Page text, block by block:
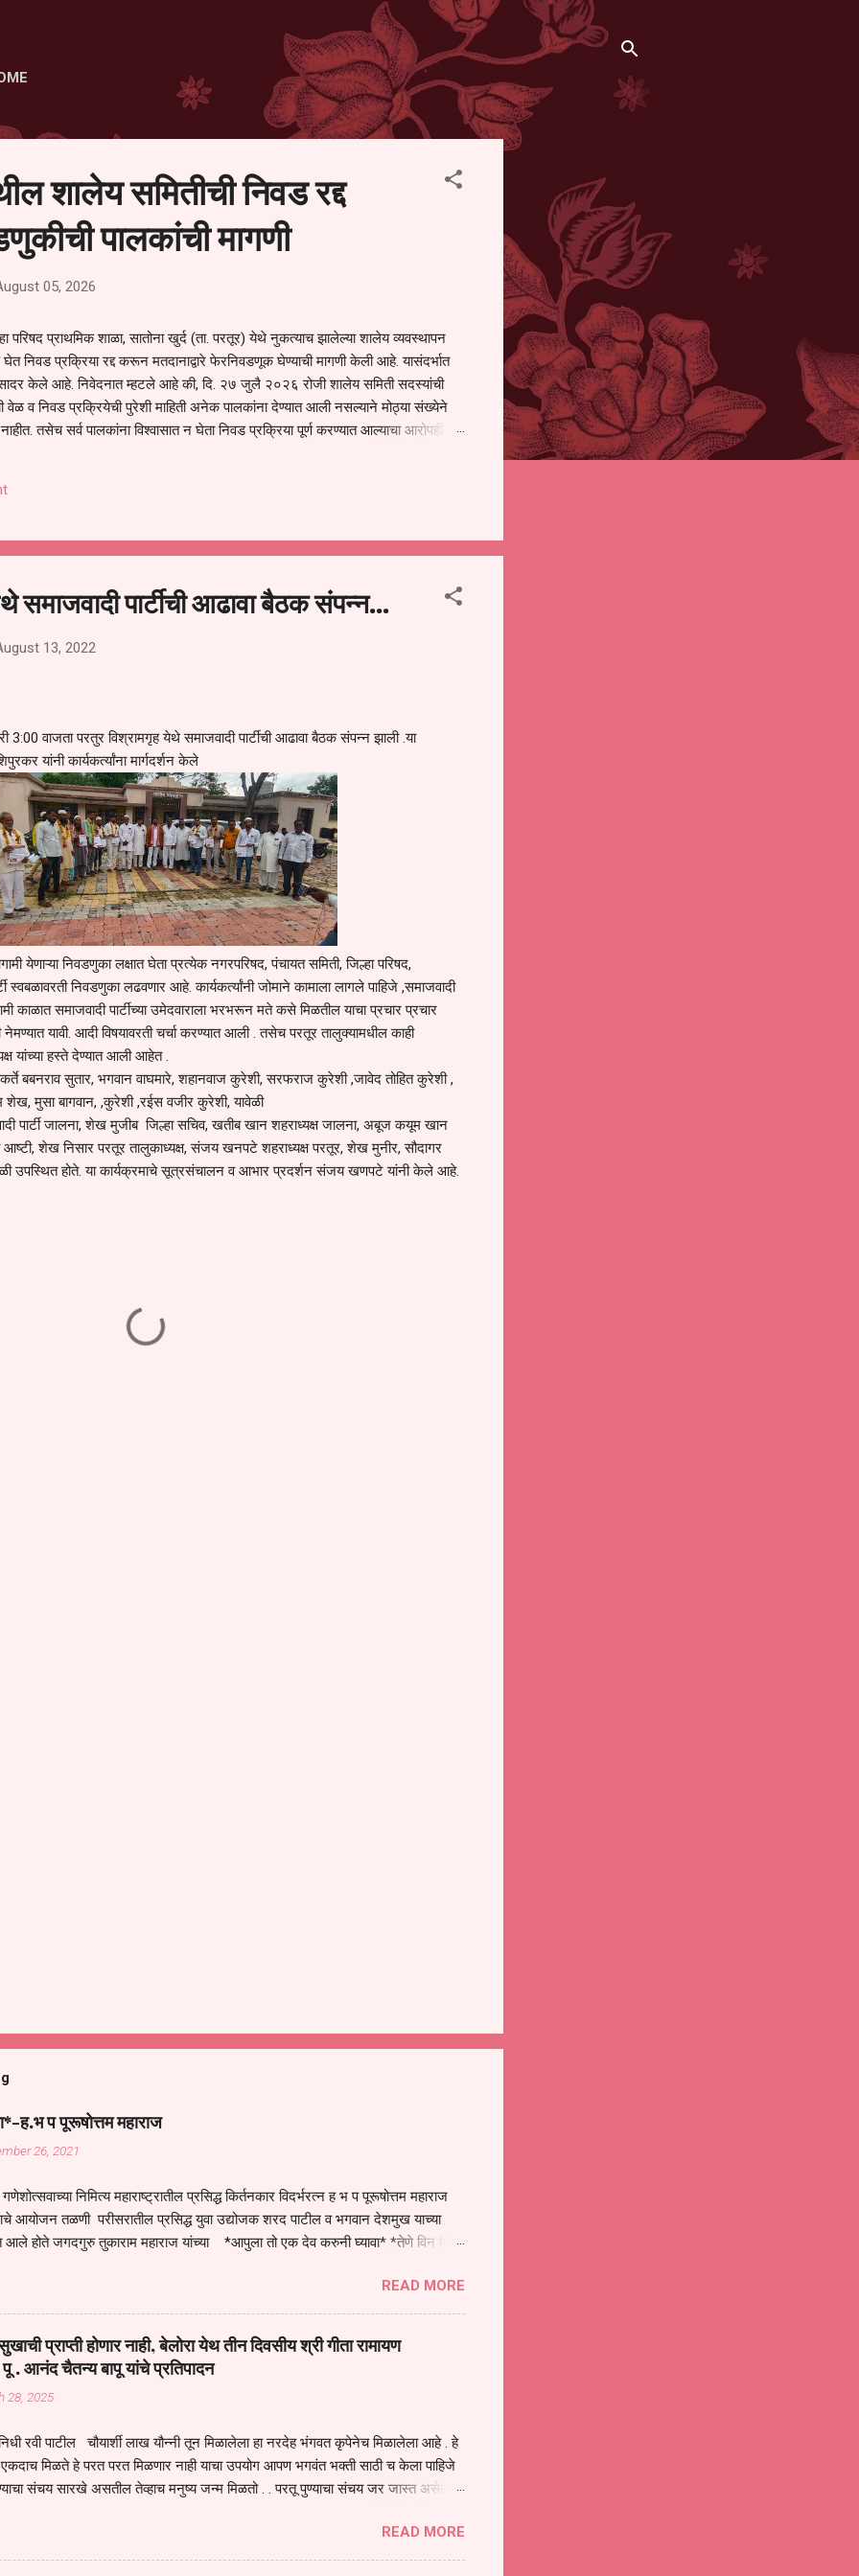
शालेय समितीची निवड रद्द
पालकांची मागणी
05, 2026
परिषद प्राथमिक शाळा, सातोना खुर्द (ता. परतूर) येथे नुकत्याच झालेल्या शालेय व्यवस्थापन
घेत निवड प्रक्रिया रद्द करून मतदानाद्वारे फेरनिवडणूक घेण्याची मागणी केली आहे. यासंदर्भात
सादर केले आहे. निवेदनात म्हटले आहे की, दि. २७ जुलै २०२६ रोजी शालेय समिती सदस्यांची
वेळ व निवड प्रक्रियेची पुरेशी माहिती अनेक पालकांना देण्यात आली नसल्याने मोठ्या संख्येने
तसेच सर्व पालकांना विश्वासात न घेता निवड प्रक्रिया पूर्ण करण्यात आल्याचा आरोपही
मागणी पालकांनी केली आहे. या निवेदनाच्या प्रती जिल्हा शिक्षण अधिकारी (प्राथमिक),
परतूर यांनाही पाठविण्यात आल्या असून प्रशासन याबाबत काय निर्णय घेते, याकडे पालकांचे
समाजवादी पार्टीची आढावा बैठक संपन्न...
13, 2022
वाजता परतुर विश्रामगृह येथे समाजवादी पार्टीची आढावा बैठक संपन्न झाली .या
यांनी कार्यकर्त्यांना मार्गदर्शन केले
येणाऱ्या निवडणुका लक्षात घेता प्रत्येक नगरपरिषद, पंचायत समिती, जिल्हा परिषद,
स्वबळावरती निवडणुका लढवणार आहे. कार्यकर्त्यांनी जोमाने कामाला लागले पाहिजे ,समाजवादी
काळात समाजवादी पार्टीच्या उमेदवाराला भरभरून मते कसे मिळतील याचा प्रचार प्रचार
यावी. आदी विषयावरती चर्चा करण्यात आली . तसेच परतूर तालुक्यामधील काही
यांच्या हस्ते देण्यात आली आहेत .
बबनराव सुतार, भगवान वाघमारे, शहानवाज कुरेशी, सरफराज कुरेशी ,जावेद तोहित कुरेशी ,
मुसा बागवान, ,कुरेशी ,रईस वजीर कुरेशी, यावेळी
पार्टी जालना, शेख मुजीब जिल्हा सचिव, खतीब खान शहराध्यक्ष जालना, अबूज कयूम खान
आष्टी, शेख निसार परतूर तालुकाध्यक्ष, संजय खनपटे शहराध्यक्ष परतूर, शेख मुनीर, सौदागर
उपस्थित होते. या कार्यक्रमाचे सूत्रसंचालन व आभार प्रदर्शन संजय खणपटे यांनी केले आहे.
ह.भ प पूरूषोत्तम महाराज
26, 2021
निमित्य महाराष्ट्रातील प्रसिद्ध किर्तनकार विदर्भरत्न ह भ प पूरूषोत्तम महाराज
आयोजन तळणी परीसरातील प्रसिद्ध युवा उद्योजक शरद पाटील व भगवान देशमुख याच्या
आले होते जगदगुरु तुकाराम महाराज यांच्या *आपुला तो एक देव करुनी घ्यावा* *तेणे विन जिवा
बसलेली लोक ही खरच भाग्यवान आहेत कोरोना सारख्या महामारीत आपंण जिवंत आहोत या
तर धार्मीक विचाराचा आधार आपल्याला घ्यावाच लागेल महामारीच्या काळात वारकरी
मानव जातीची मानसीक अवस्था सक्षम असणे गरजेचे आहे कोरोना ने मानवी जीवनातील
सगळ्याना करून दीली आहे मनुष्याच्या आयुष्यातील नामसाधना ही त्याच्यासाठी खूप मोठा
करण्याचा आळस आ...
READ MORE
प्राप्ती होणार नाही, बेलोरा येथ तीन दिवसीय श्री गीता रामायण
. आनंद चैतन्य बापू यांचे प्रतिपादन
28, 2025
रवी पाटील चौयार्शी लाख यौन्नी तून मिळालेला हा नरदेह भंगवत कृपेनेच मिळालेला आहे . हे
मिळते हे परत परत मिळणार नाही याचा उपयोग आपण भगवंत भक्ती साठी च केला पाहिजे
संचय सारखे असतील तेव्हाच मनुष्य जन्म मिळतो . . परतू पुण्याचा संचय जर जास्त असेल
सुंगधाचे व्यसन लागण्यापेक्षा भगवत भंक्ती चे व व्यसन लावा म्हणजे या नरदेहाचा उपयोग होईल .
मनुष्यावर होत असतात यापैकी भगवत कृपा ही पुण्यवानालाच होत असते . भगवंताच्या भजनाने या
READ MORE